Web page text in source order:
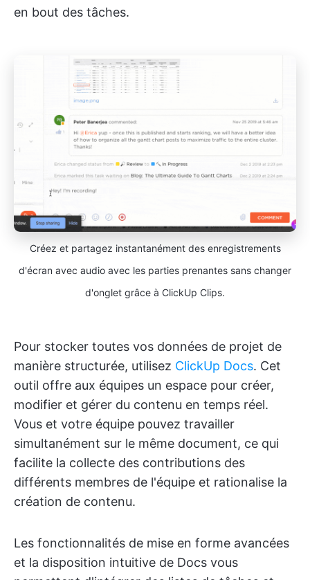
en bout des tâches.
Créez et partagez instantanément des enregistrements
d'écran avec audio avec les parties prenantes sans changer
d'onglet grâce à ClickUp Clips.
Pour stocker toutes vos données de projet de
manière structurée, utilisez ClickUp Docs. Cet
outil offre aux équipes un espace pour créer,
modifier et gérer du contenu en temps réel.
Vous et votre équipe pouvez travailler
simultanément sur le même document, ce qui
facilite la collecte des contributions des
différents membres de l'équipe et rationalise la
création de contenu.
Les fonctionnalités de mise en forme avancées
et la disposition intuitive de Docs vous